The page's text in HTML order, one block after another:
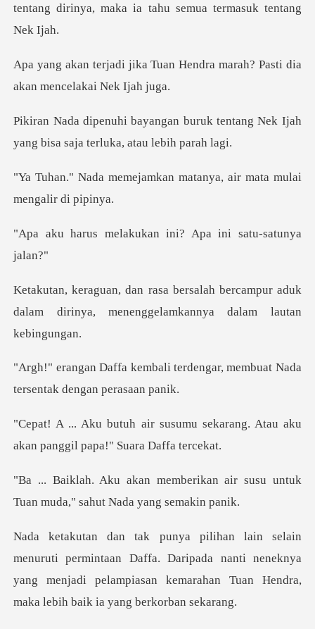
tentang
uan Hendra marah? Pasti dia
ruk tentang Nek Ijah
yang bisa sa
kan matanya, air mata mu
kukan ini? Apa ini
h bercampur aduk
dalam dirinya, menen
i terdengar, membuat Nada
te
umu sekarang. Atau aku
akan pan
rikan air susu untuk
Tuan muda,
ntaan Daffa. Daripada nanti neneknya
yang menjadi pelampiasan k